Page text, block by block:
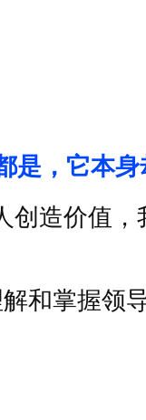
，它本身
创造价值，
和掌握领